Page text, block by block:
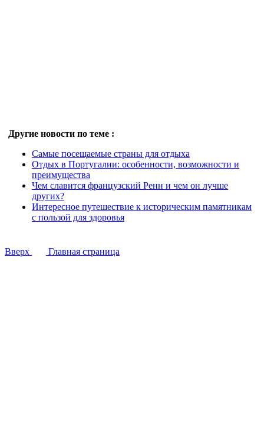
Другие новости по теме :
Самые посещаемые страны для отдыха
Отдых в Португалии: особенности, возможности и
преимущества
Чем славится французский Ренн и чем он лучше
других?
Интересное путешествие к историческим памятникам
с пользой для здоровья
Вверх Главная страница